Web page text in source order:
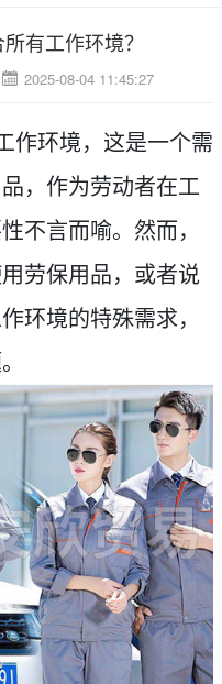
有工作环境？
2025-08-04 11:45:27
作环境，这是一个需
，作为劳动者在工
不言而喻。然而，
劳保用品，或者说
环境的特殊需求，